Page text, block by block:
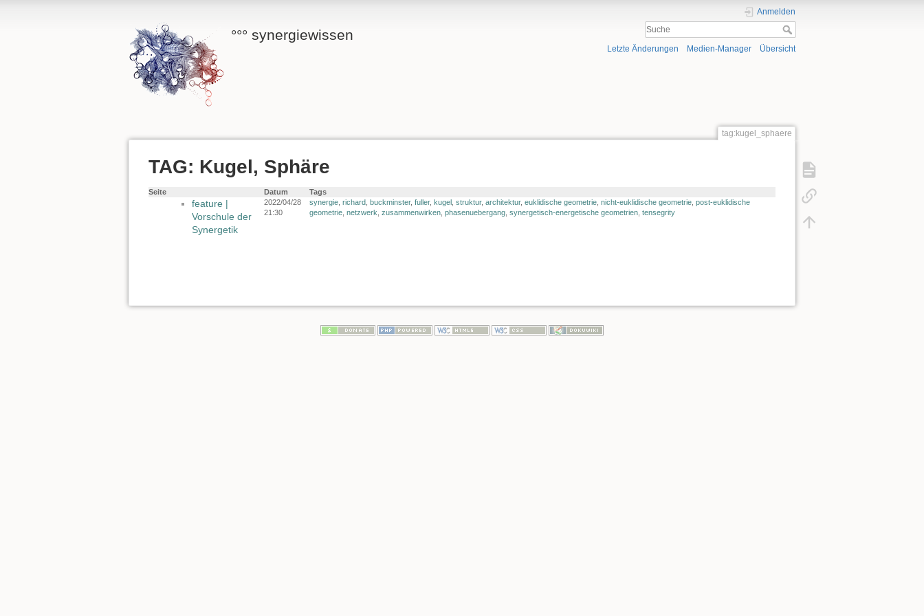
°°° synergiewissen
Anmelden
Letzte Änderungen Medien-Manager Übersicht
tag:kugel_sphaere
TAG: Kugel, Sphäre
Seite Datum Tags
feature |
Vorschule der
Synergetik
2022/04/28
21:30
synergie richard buckminster, fuller, kugel struktur, architektur, euklidische geometrie nicht-euklidische geometrie post-euklidische
geometrie netzwerk zusammenwirken phasenuebergang synergetisch-energetische geometrien tensegrity